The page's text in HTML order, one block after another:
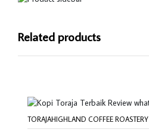
Related products
TORAJAHIGHLAND COFFEE ROASTERY